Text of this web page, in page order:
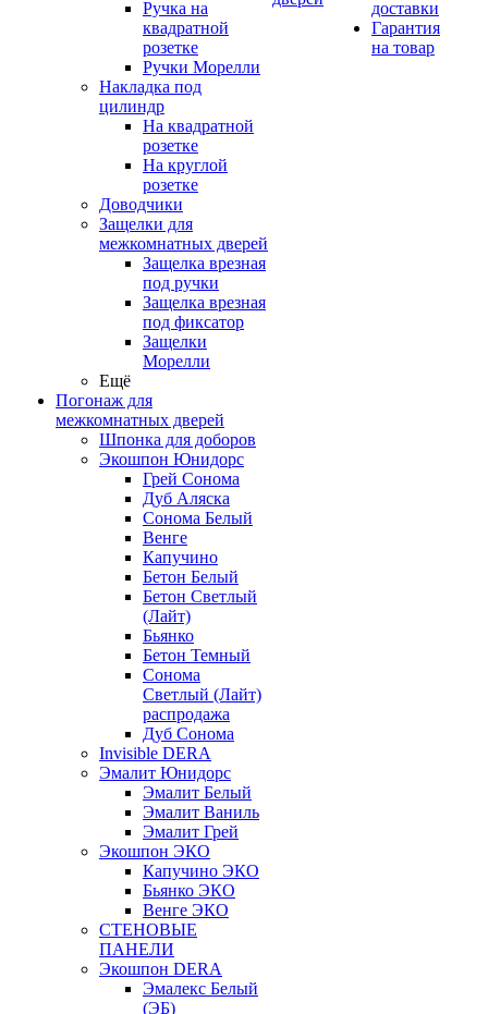
Ручка на
квадратной
розетке
Ручки Морелли
Накладка под
цилиндр
На квадратной
розетке
На круглой
розетке
Доводчики
Защелки для
межкомнатных дверей
Защелка врезная
под ручки
Защелка врезная
под фиксатор
Защелки
Морелли
Ещё
Погонаж для
межкомнатных дверей
Шпонка для доборов
Экошпон Юнидорс
Грей Сонома
Дуб Аляска
Сонома Белый
Венге
Капучино
Бетон Белый
Бетон Светлый
(Лайт)
Бьянко
Бетон Темный
Сонома
Светлый (Лайт)
распродажа
Дуб Сонома
Invisible DERA
Эмалит Юнидорс
Эмалит Белый
Эмалит Ваниль
Эмалит Грей
Экошпон ЭКО
Капучино ЭКО
Бьянко ЭКО
Венге ЭКО
СТЕНОВЫЕ
ПАНЕЛИ
Экошпон DERA
Эмалекс Белый
(ЭБ)
доставки
Гарантия
на товар